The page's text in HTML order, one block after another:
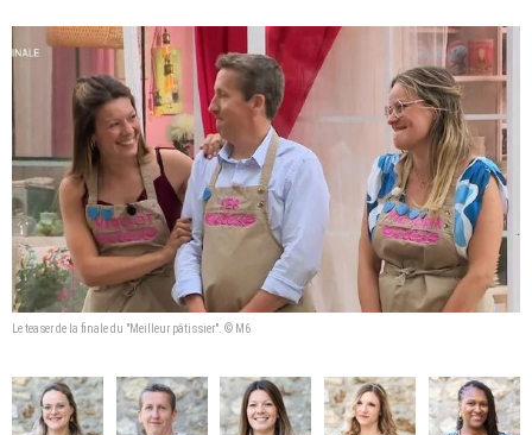
Le teaser de la finale du "Meilleur pâtissier". © M6